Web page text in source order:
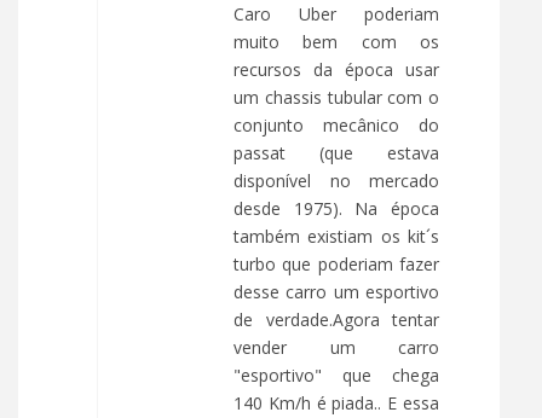
Caro Uber poderiam
muito bem com os
recursos da época usar
um chassis tubular com o
conjunto mecânico do
passat (que estava
disponível no mercado
desde 1975). Na época
também existiam os kit´s
turbo que poderiam fazer
desse carro um esportivo
de verdade.Agora tentar
vender um carro
"esportivo" que chega
140 Km/h é piada.. E essa